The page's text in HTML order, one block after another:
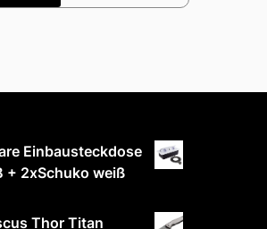
Einbausteckdose
+ 2xSchuko weiß
Thor Titan